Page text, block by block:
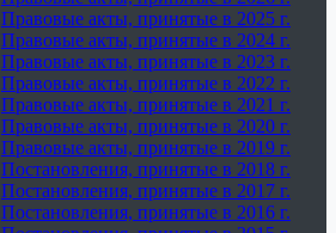
Правовые акты, принятые в 2025 г.
Правовые акты, принятые в 2024 г.
Правовые акты, принятые в 2023 г.
Правовые акты, принятые в 2022 г.
Правовые акты, принятые в 2021 г.
Правовые акты, принятые в 2020 г.
Правовые акты, принятые в 2019 г.
Постановления, принятые в 2018 г.
Постановления, принятые в 2017 г.
Постановления, принятые в 2016 г.